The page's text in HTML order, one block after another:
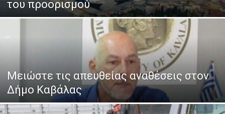
του προορισμού
Μειώστε τις απευθείας αναθέσεις στον
Δήμο Καβάλας